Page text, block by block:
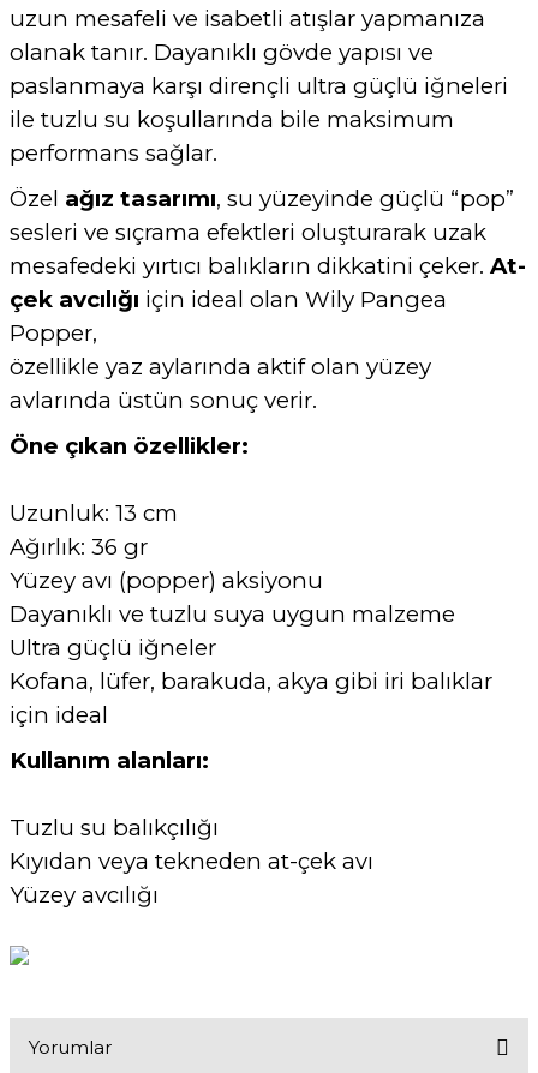
uzun mesafeli ve isabetli atışlar yapmanıza
olanak tanır. Dayanıklı gövde yapısı ve
paslanmaya karşı dirençli ultra güçlü iğneleri
ile tuzlu su koşullarında bile maksimum
performans sağlar.
Özel ağız tasarımı, su yüzeyinde güçlü “pop”
sesleri ve sıçrama efektleri oluşturarak uzak
mesafedeki yırtıcı balıkların dikkatini çeker. At-
çek avcılığı için ideal olan Wily Pangea
Popper,
özellikle yaz aylarında aktif olan yüzey
avlarında üstün sonuç verir.
Öne çıkan özellikler:
Uzunluk: 13 cm
Ağırlık: 36 gr
Yüzey avı (popper) aksiyonu
Dayanıklı ve tuzlu suya uygun malzeme
Ultra güçlü iğneler
Kofana, lüfer, barakuda, akya gibi iri balıklar
için ideal
Kullanım alanları:
Tuzlu su balıkçılığı
Kıyıdan veya tekneden at-çek avı
Yüzey avcılığı
Yorumlar